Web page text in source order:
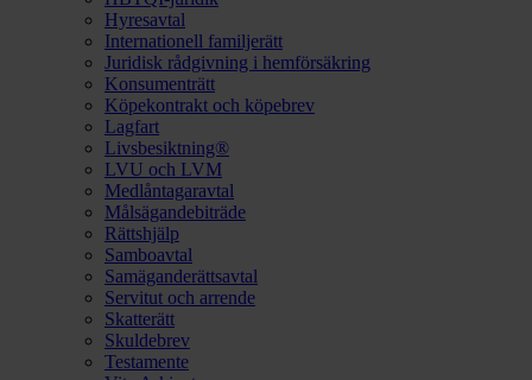
Hyresavtal
Internationell familjerätt
Juridisk rådgivning i hemförsäkring
Konsumenträtt
Köpekontrakt och köpebrev
Lagfart
Livsbesiktning®
LVU och LVM
Medlåntagaravtal
Målsägandebiträde
Rättshjälp
Samboavtal
Samäganderättsavtal
Servitut och arrende
Skatterätt
Skuldebrev
Testamente